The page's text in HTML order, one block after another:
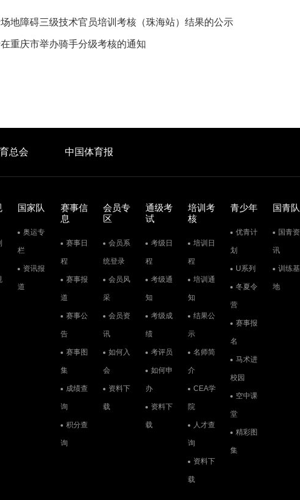
地障碍三级技术官员培训考核（珠海站）结果的公示
重庆市举办骑手分级考核的通知
总会 中国体育报
国家队
奥运专
栏
资讯报
道
赛事信
息
赛事日
程
赛事报
道
赛事公
告
赛事图
集
成绩查
询
积分查
询
会员专
区
会员系
统登录
会员风
采
会员资
讯
如何入
会
资料下
载
通级考
试
考级日
程
考级通
知
考级成
绩
考评员
如何申
办
资料下
载
培训考
核
培训日
程
培训通
知
结果公
示
名师简
介
CEA学
院
人才查
询
资料下
载
青少年
优青计
划
U系列
冬夏令
营
赛事报
名
马术进
校园
空中课
堂
精彩图
集
国青队
国青资
讯
训练基
地